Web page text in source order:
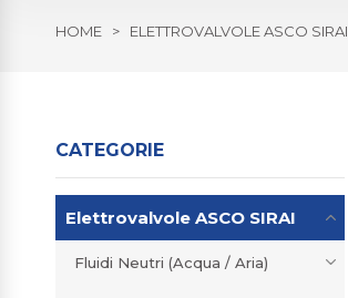
HOME > ELETTROVALVOLE ASCO SIRAI
CATEGORIE
Elettrovalvole ASCO SIRAI
Fluidi Neutri (Acqua / Aria)